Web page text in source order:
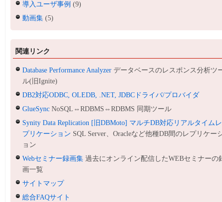
導入ユーザ事例 (9)
動画集 (5)
関連リンク
Database Performance Analyzer データベースのレスポンス分析ツ
ル(旧Ignite)
DB2対応ODBC, OLEDB, .NET, JDBCドライバ/プロバイダ
GlueSync NoSQL⇔RDBMS⇔RDBMS 同期ツール
Synity Data Replication [旧DBMoto] マルチDB対応リアルタイムレ
プリケーション SQL Server、Oracleなど他種DB間のレプリケー
ョン
Webセミナー録画集 過去にオンライン配信したWEBセミナーの
画一覧
サイトマップ
総合FAQサイト